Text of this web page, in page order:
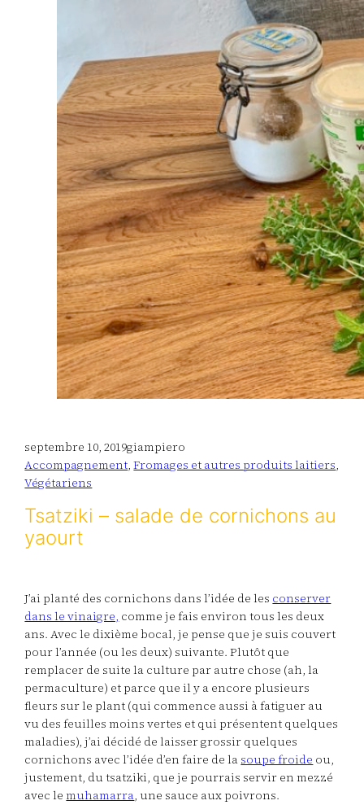
septembre 10, 2019giampiero
Accompagnement, Fromages et autres produits laitiers
Végétariens
Tsatziki – salade de cornichons au
yaourt
J’ai planté des cornichons dans l’idée de les conserver
dans le vinaigre, comme je fais environ tous les deux
ans. Avec le dixième bocal, je pense que je suis couvert
pour l’année (ou les deux) suivante. Plutôt que
remplacer de suite la culture par autre chose (ah, la
permaculture) et parce que il y a encore plusieurs
fleurs sur le plant (qui commence aussi à fatiguer au
vu des feuilles moins vertes et qui présentent quelques
maladies), j’ai décidé de laisser grossir quelques
cornichons avec l’idée d’en faire de la soupe froide ou,
justement, du tsatziki, que je pourrais servir en mezzé
avec lemuhamarra, une sauce aux poivrons.